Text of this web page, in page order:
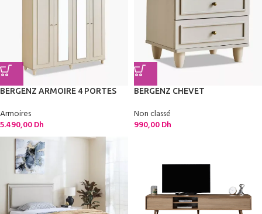
BERGENZ ARMOIRE 4 PORTES
Armoires
5.490,00Dh
BERGENZ CHEVET
Non classé
990,00Dh